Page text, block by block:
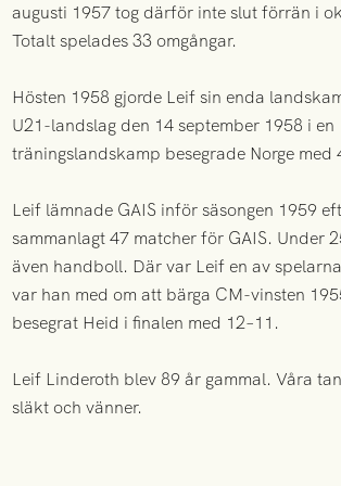
augusti 1957 tog därför inte slut förrän i
Totalt spelades 33 omgångar.
Hösten 1958 gjorde Leif sin enda
U21-landslag den 14 september 1958 i en
träningslandskamp besegrade Norge med
Leif lämnade GAIS inför säsongen 1959
sammanlagt 47 matcher för GAIS. Under
även handboll. Där var Leif en av
var han med om att bärga CM-vinsten
besegrat Heid i finalen med 12–11.
Leif Linderoth blev 89 år gammal. Våra
släkt och vänner.